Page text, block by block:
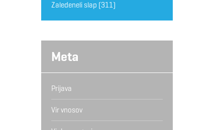
Zaledeneli slap (311)
Meta
Prijava
Vir vnosov